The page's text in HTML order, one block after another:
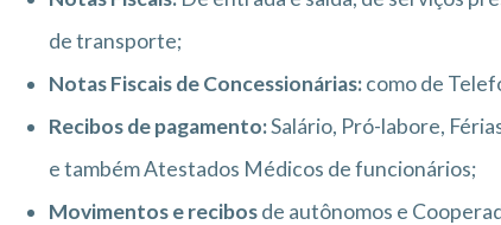
de transporte;
Notas Fiscais de Concessionárias:como de
Recibos de pagamento:Salário, Pró-labore,
e também Atestados Médicos de funcionários;
Movimentos e recibosde autônomos e